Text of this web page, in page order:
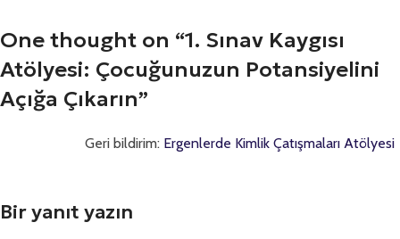
One thought on “1. Sınav Kaygısı
Atölyesi: Çocuğunuzun Potansiyelini
Açığa Çıkarın”
Geri bildirim: Ergenlerde Kimlik Çatışmaları Atölyesi
Bir yanıt yazın